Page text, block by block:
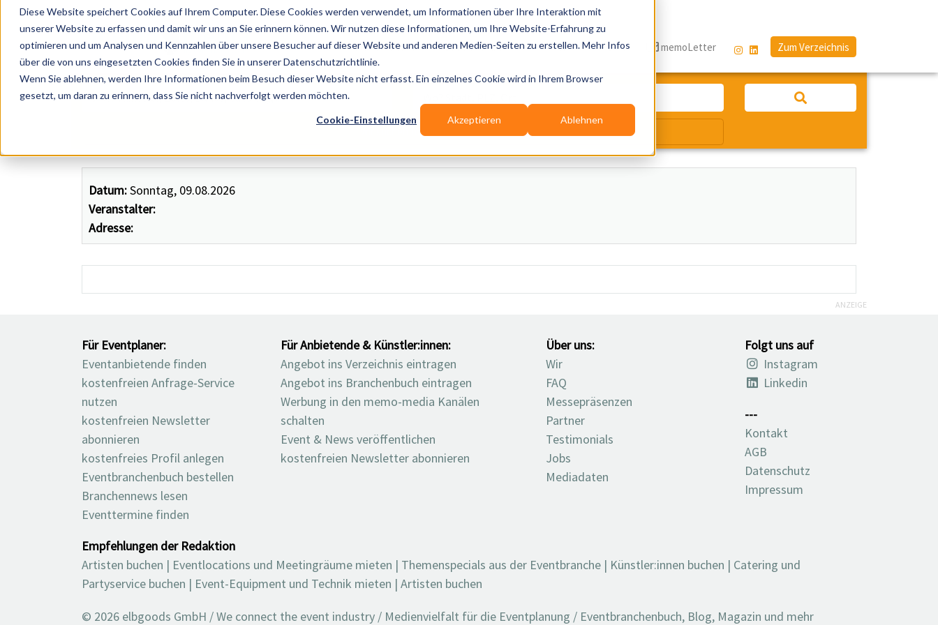
Diese Website speichert Cookies auf Ihrem Computer. Diese Cookies werden verwendet, um Informationen über Ihre Interaktion mit
unserer Website zu erfassen und damit wir uns an Sie erinnern können. Wir nutzen diese Informationen, um Ihre Website-Erfahrung zu
optimieren und um Analysen und Kennzahlen über unsere Besucher auf dieser Website und anderen Medien-Seiten zu erstellen. Mehr Infos
über die von uns eingesetzten Cookies finden Sie in unserer Datenschutzrichtlinie.
Wenn Sie ablehnen, werden Ihre Informationen beim Besuch dieser Website nicht erfasst. Ein einzelnes Cookie wird in Ihrem Browser
gesetzt, um daran zu erinnern, dass Sie nicht nachverfolgt werden möchten.
Cookie-Einstellungen Akzeptieren Ablehnen
Datum:Sonntag, 09.08.2026
Veranstalter:
Adresse:
Publikationen Branchen-Infos Services Blog memoLetter Zum Verzeichnis
Künstler, Zelte, Bands, Catering, ...
Wir suchen für Dich
ANZEIGE
Für Eventplaner:
Eventanbietende finden
kostenfreien Anfrage-Service
nutzen
kostenfreien Newsletter
abonnieren
kostenfreies Profil anlegen
Eventbranchenbuch bestellen
Branchennews lesen
Eventtermine finden
Für Anbietende & Künstler:innen:
Angebot ins Verzeichnis eintragen
Angebot ins Branchenbuch eintragen
Werbung in den memo-media Kanälen
schalten
Event & News veröffentlichen
kostenfreien Newsletter abonnieren
Über uns:
Wir
FAQ
Messepräsenzen
Partner
Testimonials
Jobs
Mediadaten
Folgt uns auf
Instagram
Linkedin
---
Kontakt
AGB
Datenschutz
Impressum
Empfehlungen der Redaktion
Artisten buchen | Eventlocations und Meetingräume mieten | Themenspecials aus der Eventbranche | Künstler:innen buchen | Catering und
Partyservice buchen | Event-Equipment und Technik mieten | Artisten buchen
© 2026 elbgoods GmbH / We connect the event industry / Medienvielfalt für die Eventplanung / Eventbranchenbuch, Blog, Magazin und mehr